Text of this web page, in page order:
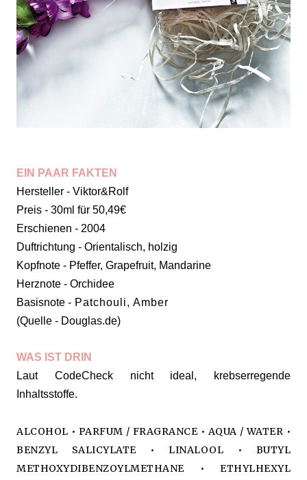
EIN PAAR FAKTEN
Hersteller - Viktor&Rolf
Preis - 30ml für 50,49€
Erschienen - 2004
Duftrichtung - Orientalisch, holzig
Kopfnote - Pfeffer, Grapefruit, Mandarine
Herznote - Orchidee
Basisnote - Patchouli, Amber
(Quelle - Douglas.de)
WAS IST DRIN
Laut CodeCheck nicht ideal, krebserregende
Inhaltsstoffe.
ALCOHOL • PARFUM / FRAGRANCE • AQUA / WATER •
BENZYL SALICYLATE • LINALOOL • BUTYL
METHOXYDIBENZOYLMETHANE • ETHYLHEXYL